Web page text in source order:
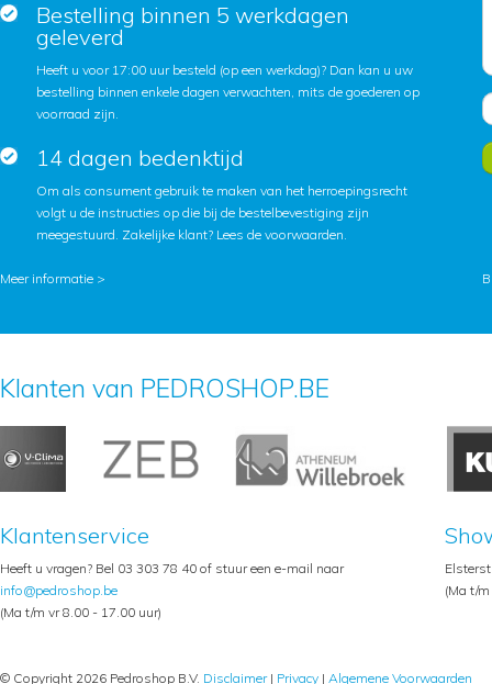
Bestelling binnen 5 werkdagen
geleverd
Heeft u voor 17:00 uur besteld (op een werkdag)? Dan kan u uw
bestelling binnen enkele dagen verwachten, mits de goederen op
voorraad zijn.
14 dagen bedenktijd
Om als consument gebruik te maken van het herroepingsrecht
volgt u de instructies op die bij de bestelbevestiging zijn
meegestuurd. Zakelijke klant? Lees de voorwaarden.
Meer informatie >
Klanten van PEDROSHOP.BE
Klantenservice
Heeft u vragen? Bel 03 303 78 40 of stuur een e-mail naar
info@pedroshop.be
(Ma t/m vr 8.00 - 17.00 uur)
(Ma t/
© Copyright 2026 Pedroshop B.V. Disclaimer| Privacy | Algemene Voorwaarden